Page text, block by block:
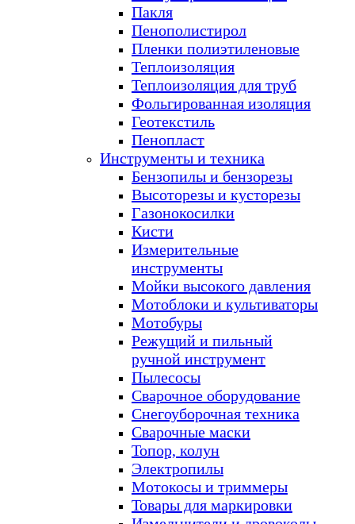
Пакля
Пенополистирол
Пленки полиэтиленовые
Теплоизоляция
Теплоизоляция для труб
Фольгированная изоляция
Геотекстиль
Пенопласт
Инструменты и техника
Бензопилы и бензорезы
Высоторезы и кусторезы
Газонокосилки
Кисти
Измерительные
инструменты
Мойки высокого давления
Мотоблоки и культиваторы
Мотобуры
Режущий и пильный
ручной инструмент
Пылесосы
Сварочное оборудование
Снегоуборочная техника
Сварочные маски
Топор, колун
Электропилы
Мотокосы и триммеры
Товары для маркировки